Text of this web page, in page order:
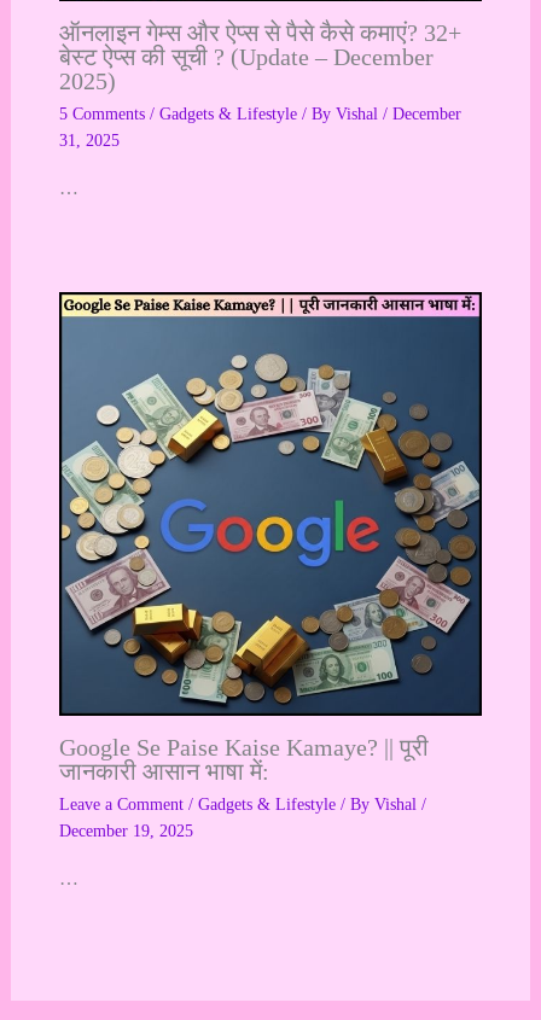
ऑनलाइन गेम्स और ऐप्स से पैसे कैसे कमाएं? 32+
बेस्ट ऐप्स की सूची ? (Update – December
2025)
5 Comments / Gadgets & Lifestyle/ By Vishal / December
31, 2025
…
Google Se Paise Kaise Kamaye? || पूरी
जानकारी आसान भाषा में:
Leave a Comment / Gadgets & Lifestyle/ By Vishal /
December 19, 2025
…